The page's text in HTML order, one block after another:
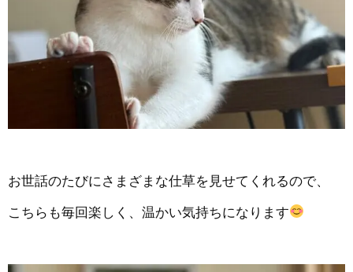
お世話のたびにさまざまな仕草を見せてくれるので、
こちらも毎回楽しく、温かい気持ちになります